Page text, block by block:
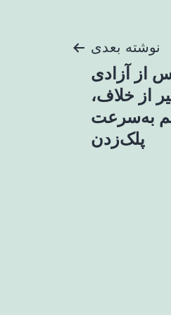
نوشته بعدی
۱۲ساعت پس از آزادی
از خلاف،
به‌سرعت
پلک‌زدن